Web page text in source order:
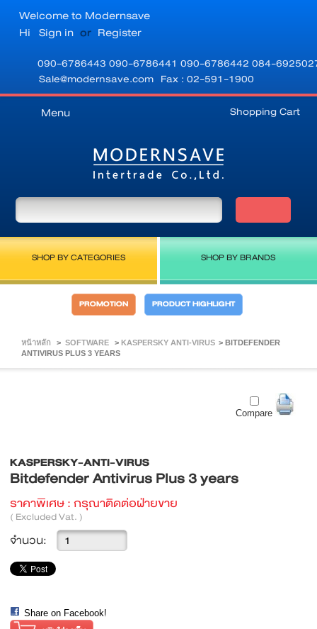
Welcome to Modernsave
Hi Sign in or Register
090-6786443 090-6786441 090-6786442 084-
Sale@modernsave.com Fax : 02-591-1900
Shopping Cart
Menu
SHOP BY CATEGORIES SHOP BY BRANDS
PROMOTION PRODUCT HIGHLIGHT
หน้าหลัก > SOFTWARE > KASPERSKY ANTI-VIRUS > BITDEFENDER
ANTIVIRUS PLUS 3 YEARS
Compare
KASPERSKY-ANTI-VIRUS
Bitdefender Antivirus Plus 3 years
ราคาพิเศษ : กรุณาติดต่อฝ่ายขาย
( Excluded Vat. )
จำนวน:
Share on Facebook!